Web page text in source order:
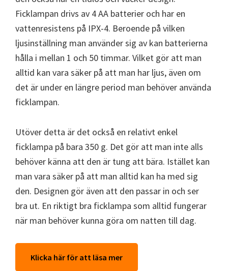
Ficklampan drivs av 4 AA batterier och har en
vattenresistens på IPX-4. Beroende på vilken
ljusinställning man använder sig av kan batterierna
hålla i mellan 1 och 50 timmar. Vilket gör att man
alltid kan vara säker på att man har ljus, även om
det är under en längre period man behöver använda
ficklampan.
Utöver detta är det också en relativt enkel
ficklampa på bara 350 g. Det gör att man inte alls
behöver känna att den är tung att bära. Istället kan
man vara säker på att man alltid kan ha med sig
den. Designen gör även att den passar in och ser
bra ut. En riktigt bra ficklampa som alltid fungerar
när man behöver kunna göra om natten till dag.
Klicka här för att läsa mer